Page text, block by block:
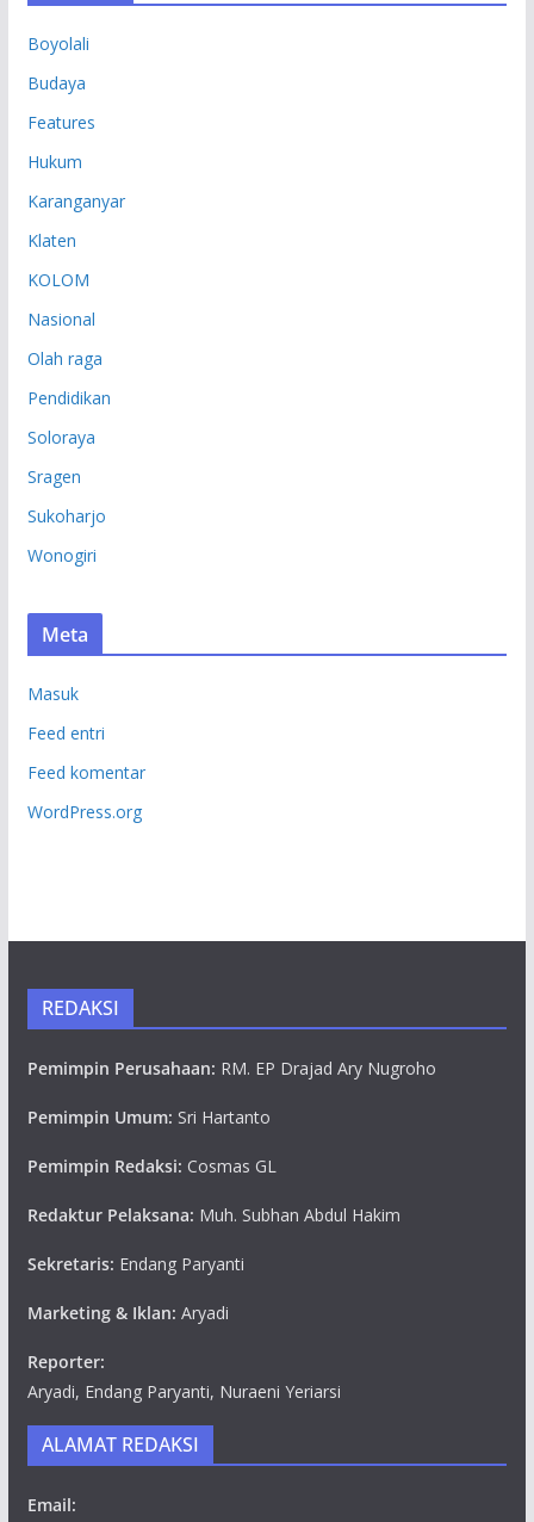
Boyolali
Budaya
Features
Hukum
Karanganyar
Klaten
KOLOM
Nasional
Olah raga
Pendidikan
Soloraya
Sragen
Sukoharjo
Wonogiri
Meta
Masuk
Feed entri
Feed komentar
WordPress.org
REDAKSI
Pemimpin Perusahaan: RM. EP Drajad Ary Nugroho
Pemimpin Umum: Sri Hartanto
Pemimpin Redaksi: Cosmas GL
Redaktur Pelaksana: Muh. Subhan Abdul Hakim
Sekretaris: Endang Paryanti
Marketing & Iklan: Aryadi
Reporter:
Aryadi, Endang Paryanti, Nuraeni Yeriarsi
ALAMAT REDAKSI
Email: